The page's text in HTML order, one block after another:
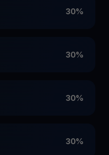
30%
30%
30%
30%